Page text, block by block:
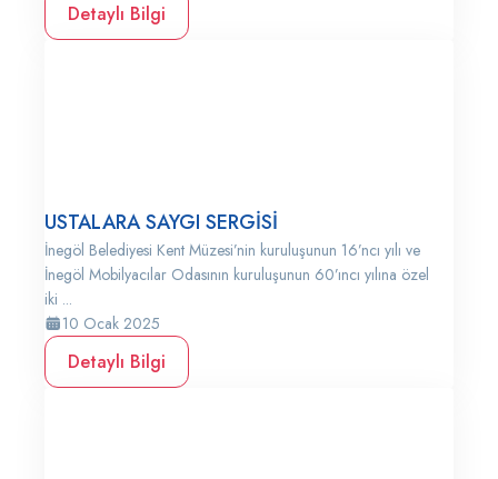
Detaylı Bilgi
USTALARA SAYGI SERGİSİ
İnegöl Belediyesi Kent Müzesi’nin kuruluşunun 16’ncı yılı ve
İnegöl Mobilyacılar Odasının kuruluşunun 60’ıncı yılına özel
iki ...
10 Ocak 2025
Detaylı Bilgi